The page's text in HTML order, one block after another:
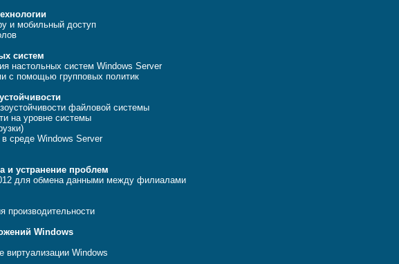
и мобильный доступ
систем
настольных систем Windows Server
с помощью групповых политик
файловой системы
на уровне системы
среде Windows Server
и устранение проблем
для обмена данными между филиалами
Windows
Windows